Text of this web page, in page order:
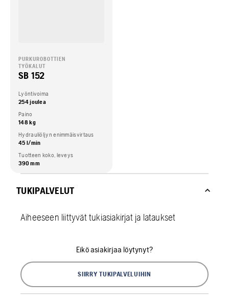
PURKUROBOTTIEN
TYÖKALUT
SB 152
Lyöntivoima
254 joulea
Paino
148 kg
Hydrauliöljyn enimmäisvirtaus
45 l/min
Tuotteen koko, leveys
390 mm
TUKIPALVELUT
Aiheeseen liittyvät tukiasiakirjat ja lataukset
Eikö asiakirjaa löytynyt?
SIIRRY TUKIPALVELUIHIN